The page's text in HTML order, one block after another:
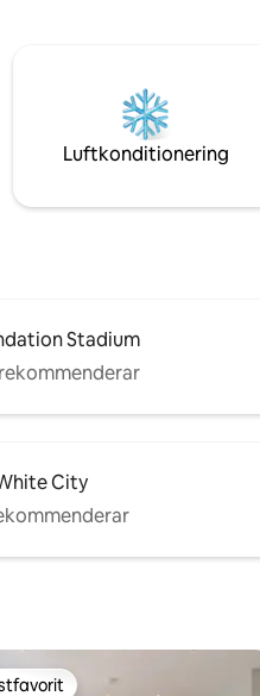
duscha under handgjord
kalksten och fira din semester
gratis flaska champagne 🥂 vid
Luftkonditionering
Stadium
City